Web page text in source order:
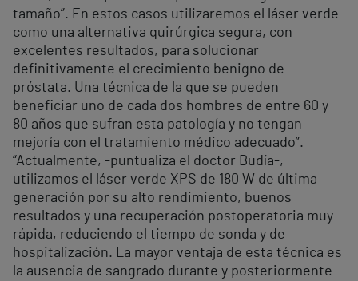
tamaño”. En estos casos utilizaremos el láser verde
como una alternativa quirúrgica segura, con
excelentes resultados, para solucionar
definitivamente el crecimiento benigno de
próstata. Una técnica de la que se pueden
beneficiar uno de cada dos hombres de entre 60 y
80 años que sufran esta patología y no tengan
mejoría con el tratamiento médico adecuado”.
“Actualmente, -puntualiza el doctor Budía-,
utilizamos el láser verde XPS de 180 W de última
generación por su alto rendimiento, buenos
resultados y una recuperación postoperatoria muy
rápida, reduciendo el tiempo de sonda y de
hospitalización. La mayor ventaja de esta técnica es
la ausencia de sangrado durante y posteriormente